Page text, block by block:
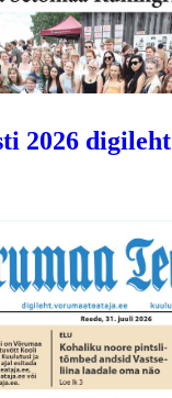
2026 digileht